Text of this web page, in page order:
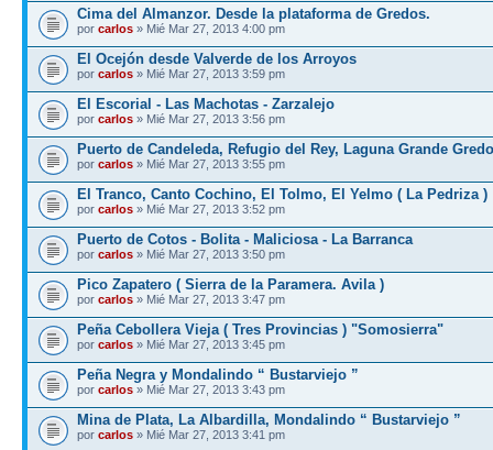
Cima del Almanzor. Desde la plataforma de Gredos.
por carlos » Mié Mar 27, 2013 4:00 pm
El Ocejón desde Valverde de los Arroyos
por carlos » Mié Mar 27, 2013 3:59 pm
El Escorial - Las Machotas - Zarzalejo
por carlos » Mié Mar 27, 2013 3:56 pm
Puerto de Candeleda, Refugio del Rey, Laguna Grande
por carlos » Mié Mar 27, 2013 3:55 pm
El Tranco, Canto Cochino, El Tolmo, El Yelmo ( La Pedriza )
por carlos » Mié Mar 27, 2013 3:52 pm
Puerto de Cotos - Bolita - Maliciosa - La Barranca
por carlos » Mié Mar 27, 2013 3:50 pm
Pico Zapatero ( Sierra de la Paramera. Avila )
por carlos » Mié Mar 27, 2013 3:47 pm
Peña Cebollera Vieja ( Tres Provincias ) "Somosierra"
por carlos » Mié Mar 27, 2013 3:45 pm
Peña Negra y Mondalindo “ Bustarviejo ”
por carlos » Mié Mar 27, 2013 3:43 pm
Mina de Plata, La Albardilla, Mondalindo “ Bustarviejo ”
por carlos » Mié Mar 27, 2013 3:41 pm